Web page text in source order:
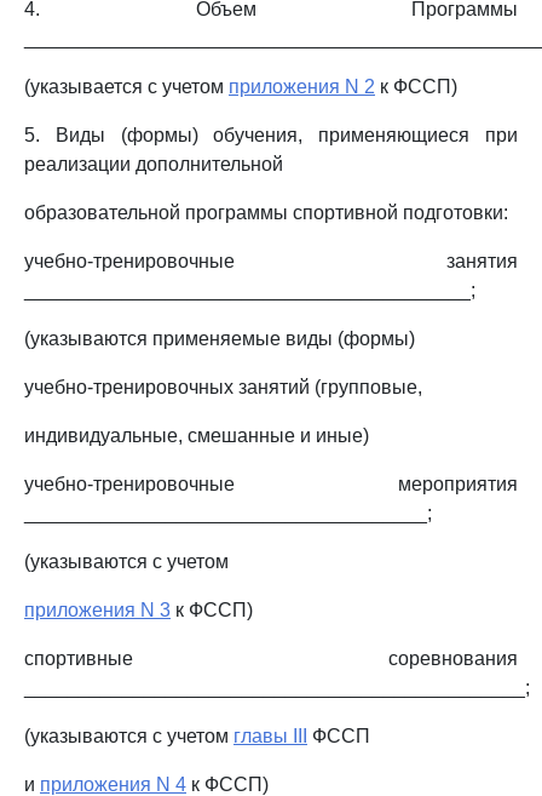
4. Объем Программы
(указывается с учетом приложения N 2 к ФССП)
5. Виды (формы) обучения, применяющиеся при
реализации дополнительной
образовательной программы спортивной подготовки:
учебно-тренировочные занятия
_________________________________________;
(указываются применяемые виды (формы)
учебно-тренировочных занятий (групповые,
индивидуальные, смешанные и иные)
учебно-тренировочные мероприятия
_____________________________________;
(указываются с учетом
приложения N 3 к ФССП)
спортивные соревнования
______________________________________________;
(указываются с учетом главы III ФССП
и приложения N 4 к ФССП)